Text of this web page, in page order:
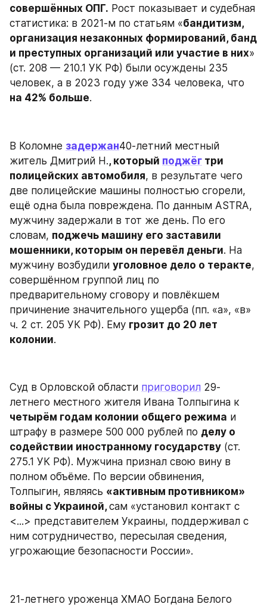
совершённых ОПГ. Рост показывает и судебная
статистика: в 2021-м по статьям «бандитизм,
организация незаконных формирований, банд
и преступных организаций или участие в них»
(ст. 208 — 210.1 УК РФ) были осуждены 235
на 42% больше.
В Коломне задержан40-летний местный
житель Дмитрий Н., который поджёг три
полицейских автомобиля, в результате чего
две полицейские машины полностью сгорели,
ещё одна была повреждена. По данным ASTRA,
мужчину задержали в тот же день. По его
словам, поджечь машину его заставили
мошенники, которым он перевёл деньги. На
мужчину возбудили уголовное дело о теракте,
совершённом группой лиц по
предварительному сговору и повлёкшем
причинение значительного ущерба (пп. «а», «в»
ч. 2 ст. 205 УК РФ). Ему грозит до 20 лет
колонии.
Суд в Орловской области приговорил 29-
четырём годам колонии общего режима и
штрафу в размере 500 000 рублей по делу о
содействии иностранному государству (ст.
275.1 УК РФ). Мужчина признал свою вину в
полном объёме. По версии обвинения,
Толпыгин, являясь «активным противником»
войны с Украиной, сам «установил контакт с
<...> представителем Украины, поддерживал с
ним сотрудничество, пересылая сведения,
угрожающие безопасности России».